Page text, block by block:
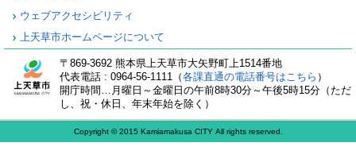
ウェブアクセシビリティ
上天草市ホームページについて
〒869-3692 熊本県上天草市大矢野町上1514番地
代表電話 : 0964-56-1111（各課直通の電話番号はこちら ）
開庁時間…月曜日～金曜日の午前8時30分～午後5時15分（ただ
し、祝・休日、年末年始を除く）
Copyright © 2015 Kamiamakusa CITY All rights reserved.